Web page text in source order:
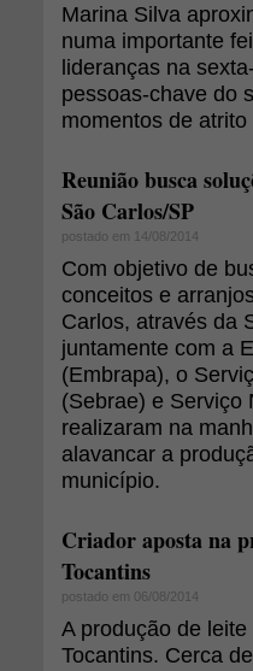
Marina Silva
numa importante
lideranças na
pessoas-chave do
momentos de
Reunião busca
São Carlos/SP
postado em 14/08/2014
Com objetivo de
conceitos e
Carlos, através da
juntamente com a
(Embrapa), o
(Sebrae) e Serviço
realizaram na
alavancar a
município.
Criador aposta na
Tocantins
postado em 06/08/2014
A produção de
Tocantins. Cerca